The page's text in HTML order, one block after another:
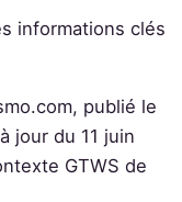
informations clés
publié le
jour du 11 juin
GTWS de